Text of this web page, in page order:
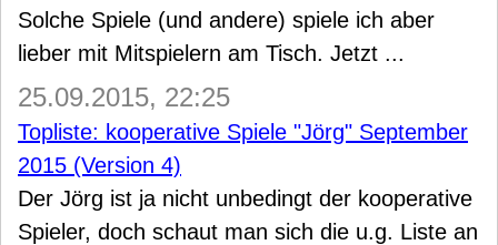
Solche Spiele (und andere) spiele ich aber
lieber mit Mitspielern am Tisch. Jetzt ...
25.09.2015, 22:25
Topliste: kooperative Spiele "Jörg" September
2015 (Version 4)
Der Jörg ist ja nicht unbedingt der kooperative
Spieler, doch schaut man sich die u.g. Liste an